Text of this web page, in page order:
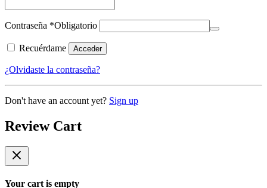
Contraseña *Obligatorio
Recuérdame Acceder
¿Olvidaste la contraseña?
Don't have an account yet? Sign up
Review Cart
Your cart is empty